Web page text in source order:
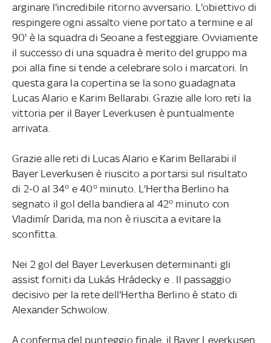
arginare l'incredibile ritorno avversario. L'obiettivo di
respingere ogni assalto viene portato a termine e al
90' è la squadra di Seoane a festeggiare. Ovviamente
il successo di una squadra è merito del gruppo ma
poi alla fine si tende a celebrare solo i marcatori. In
questa gara la copertina se la sono guadagnata
Lucas Alario e Karim Bellarabi. Grazie alle loro reti la
vittoria per il Bayer Leverkusen è puntualmente
arrivata.
Grazie alle reti di Lucas Alario e Karim Bellarabi il
Bayer Leverkusen è riuscito a portarsi sul risultato
di 2-0 al 34° e 40° minuto. L'Hertha Berlino ha
segnato il gol della bandiera al 42° minuto con
Vladimír Darida, ma non è riuscita a evitare la
sconfitta.
Nei 2 gol del Bayer Leverkusen determinanti gli
assist forniti da Lukás Hrádecky e . Il passaggio
decisivo per la rete dell'Hertha Berlino è stato di
Alexander Schwolow.
A conferma del punteggio finale, il Bayer Leverkusen